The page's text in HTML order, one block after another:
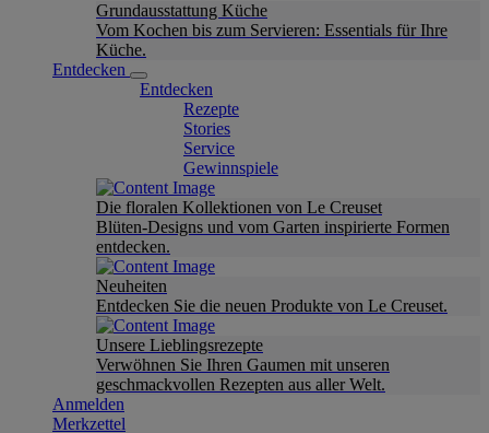
Grundausstattung Küche
Vom Kochen bis zum Servieren: Essentials für Ihre
Küche.
Entdecken
Entdecken
Rezepte
Stories
Service
Gewinnspiele
Die floralen Kollektionen von Le Creuset
Blüten-Designs und vom Garten inspirierte Formen
entdecken.
Neuheiten
Entdecken Sie die neuen Produkte von Le Creuset.
Unsere Lieblingsrezepte
Verwöhnen Sie Ihren Gaumen mit unseren
geschmackvollen Rezepten aus aller Welt.
Anmelden
Merkzettel